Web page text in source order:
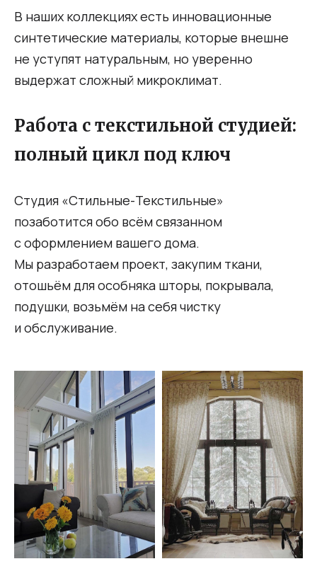
В наших коллекциях есть инновационные
синтетические материалы, которые внешне
не уступят натуральным, но уверенно
выдержат сложный микроклимат.
Работа с текстильной студией:
полный цикл под ключ
Студия «Стильные-Текстильные»
позаботится обо всём связанном
с оформлением вашего дома.
Мы разработаем проект, закупим ткани,
отошьём для особняка шторы, покрывала,
подушки, возьмём на себя чистку
и обслуживание.